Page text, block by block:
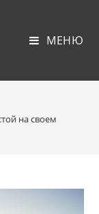
МЕНЮ
на своем